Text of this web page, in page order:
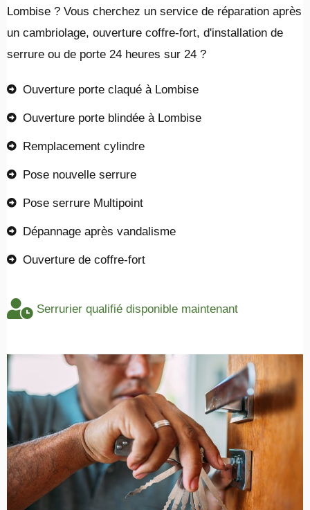
Lombise ? Vous cherchez un service de réparation après
un cambriolage, ouverture coffre-fort, d'installation de
serrure ou de porte 24 heures sur 24 ?
Ouverture porte claqué à Lombise
Ouverture porte blindée à Lombise
Remplacement cylindre
Pose nouvelle serrure
Pose serrure Multipoint
Dépannage après vandalisme
Ouverture de coffre-fort
Serrurier qualifié disponible maintenant